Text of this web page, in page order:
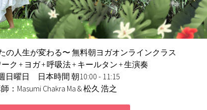
の人生が変わる〜無料朝ヨガオンラインクラス
ク + ヨガ + 呼吸法 + キールタン + 生演奏
日曜日 日本時間 朝10:00 - 11:15
：Masumi Chakra Ma & 松久 浩之